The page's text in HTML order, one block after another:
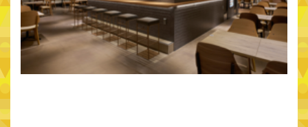
language
日本語 English 中文繁体 中文簡体 한국어